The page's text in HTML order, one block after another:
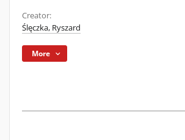
Creator:
Ślęczka, Ryszard
More